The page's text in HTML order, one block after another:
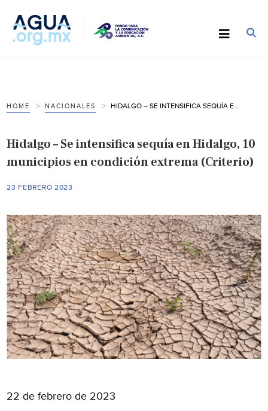
HOME NACIONALES
Hidalgo – Se intensifica sequía en Hidalgo, 10
municipios en condición extrema (Criterio)
23 FEBRERO 2023
22 de febrero de 2023